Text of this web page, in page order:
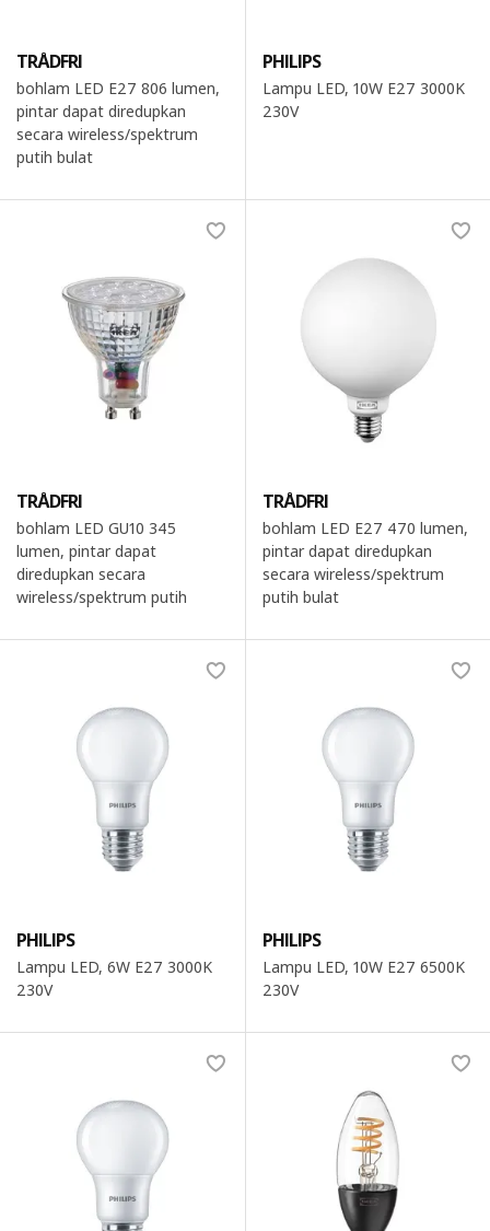
TRÅDFRI
bohlam LED E27 806 lumen,
pintar dapat diredupkan
secara wireless/spektrum
putih bulat
PHILIPS
Lampu LED, 10W E27 3000K
230V
TRÅDFRI
bohlam LED GU10 345
lumen, pintar dapat
diredupkan secara
wireless/spektrum putih
TRÅDFRI
bohlam LED E27 470 lumen,
pintar dapat diredupkan
secara wireless/spektrum
putih bulat
PHILIPS
Lampu LED, 6W E27 3000K
230V
PHILIPS
Lampu LED, 10W E27 6500K
230V